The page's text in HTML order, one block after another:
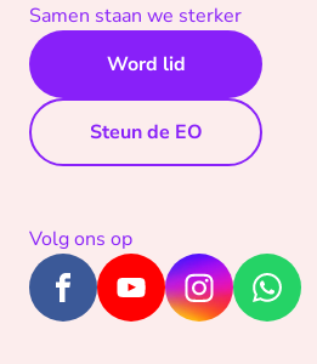
Samen staan we sterker
Word lid
Steun de EO
Volg ons op